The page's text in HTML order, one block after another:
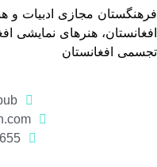
فرهنگستان مجازی ادبیات و
افغانستان، هنرهای نمایشی
تجسمی افغانستان
992 98+